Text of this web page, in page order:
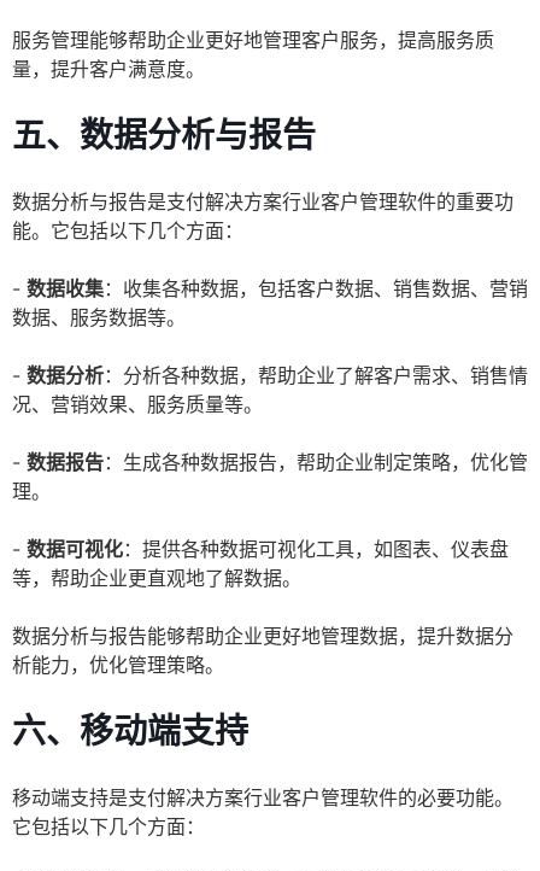
服务管理能够帮助企业更好地管理客户服务，提高服务质
量，提升客户满意度。
五、数据分析与报告
数据分析与报告是支付解决方案行业客户管理软件的重要功
能。它包括以下几个方面：
- 数据收集：收集各种数据，包括客户数据、销售数据、营销
数据、服务数据等。
- 数据分析：分析各种数据，帮助企业了解客户需求、销售情
况、营销效果、服务质量等。
- 数据报告：生成各种数据报告，帮助企业制定策略，优化管
理。
- 数据可视化：提供各种数据可视化工具，如图表、仪表盘
等，帮助企业更直观地了解数据。
数据分析与报告能够帮助企业更好地管理数据，提升数据分
析能力，优化管理策略。
六、移动端支持
移动端支持是支付解决方案行业客户管理软件的必要功能。
它包括以下几个方面：